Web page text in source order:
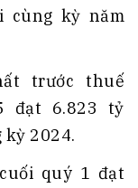
cùng kỳ năm
trước thuế
đạt 6.823 tỷ
kỳ 2024.
quý 1 đạt